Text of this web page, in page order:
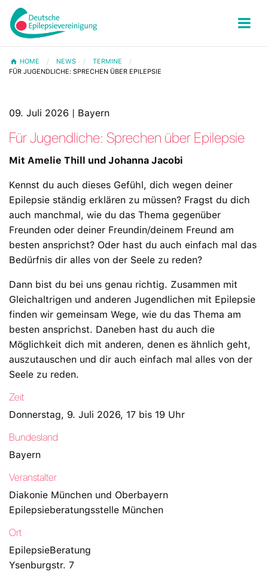
HOME NEWS
TERMINE
FÜR JUGENDLICHE: SPRECHEN ÜBER EPILEPSIE
09. Juli 2026 | Bayern
Für Jugendliche: Sprechen über Epilepsie
Mit Amelie Thill und Johanna Jacobi
Kennst du auch dieses Gefühl, dich wegen deiner
Epilepsie ständig erklären zu müssen? Fragst du dich
auch manchmal, wie du das Thema gegenüber
Freunden oder deiner Freundin/deinem Freund am
besten ansprichst? Oder hast du auch einfach mal das
Bedürfnis dir alles von der Seele zu reden?
Dann bist du bei uns genau richtig. Zusammen mit
Gleichaltrigen und anderen Jugendlichen mit Epilepsie
finden wir gemeinsam Wege, wie du das Thema am
besten ansprichst. Daneben hast du auch die
Möglichkeit dich mit anderen, denen es ähnlich geht,
auszutauschen und dir auch einfach mal alles von der
Seele zu reden.
Zeit
Donnerstag, 9. Juli 2026, 17 bis 19 Uhr
Bundesland
Bayern
Veranstalter
Diakonie München und Oberbayern
Epilepsieberatungsstelle München
Ort
EpilepsieBeratung
Ysenburgstr. 7